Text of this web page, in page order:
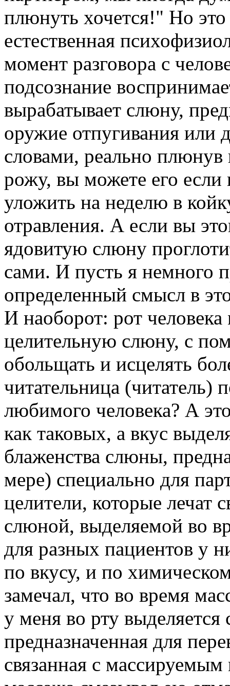
плюнуть хочется!" Но
естественная
момент разговора с
подсознание
вырабатывает слюну,
оружие отпугивания
словами, реально плюнув
рожу, вы можете его если
уложить на неделю в
отравления. А если вы
ядовитую слюну
сами. И пусть я немного
определенный смысл в
И наоборот: рот
целительную слюну, с
обольщать и исцелять
читательница (читатель)
любимого человека? А
как таковых, а вкус
блаженства слюны,
мере) специально для
целители, которые лечат
слюной, выделяемой во
для разных пациентов у
по вкусу, и по
замечал, что во время
у меня во рту
предназначенная для
связанная с